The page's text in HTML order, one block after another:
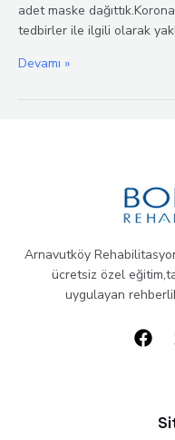
adet maske
tedbirler ile ilgili olarak
Kendini
Al
Devamı »
Arnavutköy
ücretsiz özel
uygulayan